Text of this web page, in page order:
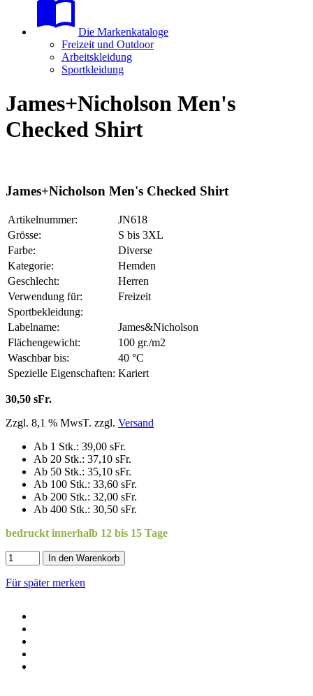
Die Markenkataloge
Freizeit und Outdoor
Arbeitskleidung
Sportkleidung
James+Nicholson Men's
Checked Shirt
James+Nicholson Men's Checked Shirt
Artikelnummer:
JN618
Grösse:
S bis 3XL
Farbe:
Diverse
Kategorie:
Hemden
Geschlecht:
Herren
Verwendung für:
Freizeit
Sportbekleidung:
Labelname:
James&Nicholson
Flächengewicht:
100 gr./m2
Waschbar bis:
40 °C
Spezielle Eigenschaften: Kariert
30,50 sFr.
Zzgl. 8,1 % MwsT. zzgl. Versand
Ab 1 Stk.: 39,00 sFr.
Ab 20 Stk.: 37,10 sFr.
Ab 50 Stk.: 35,10 sFr.
Ab 100 Stk.: 33,60 sFr.
Ab 200 Stk.: 32,00 sFr.
Ab 400 Stk.: 30,50 sFr.
bedruckt innerhalb 12 bis 15 Tage
In den Warenkorb
Für später merken